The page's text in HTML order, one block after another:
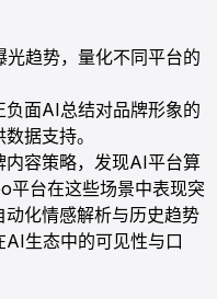
趋势，量化不同平台的
负面AI总结对品牌形象的
据支持。
容策略，发现AI平台算
平台在这些场景中表现突
化情感解析与历史趋势
生态中的可见性与口